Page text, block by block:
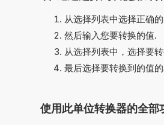
从选择列表中选择正确
然后输入您要转换的值.
从选择列表中，选择要
最后选择要转换到的值
使用此单位转换器的全